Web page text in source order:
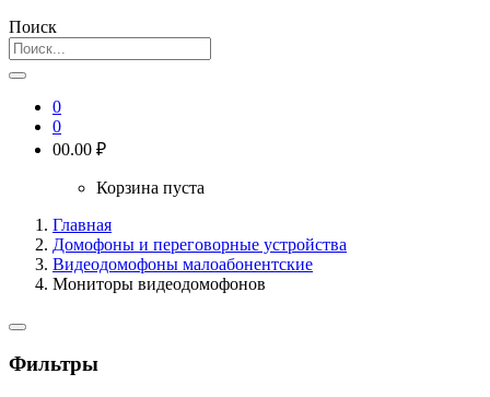
Поиск
0
0
00.00 ₽
Корзина пуста
Главная
Домофоны и переговорные устройства
Видеодомофоны малоабонентские
Мониторы видеодомофонов
Фильтры